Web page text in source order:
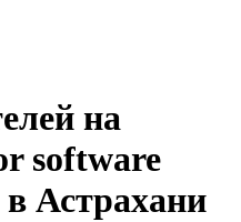
на
software
в Астрахани